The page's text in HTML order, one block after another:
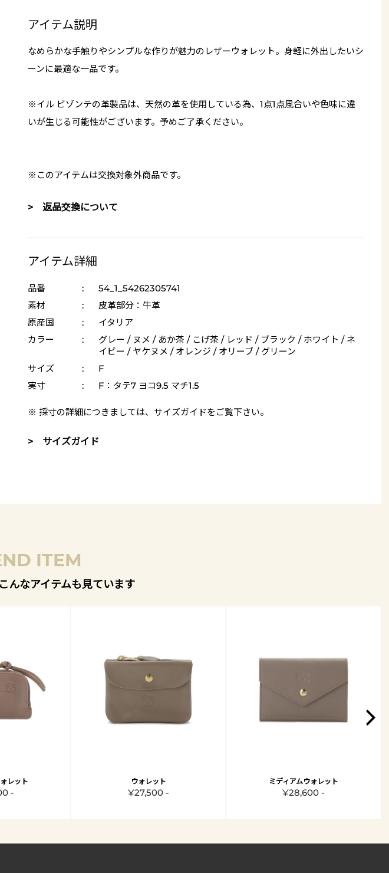
アイテム説明
なめらかな手触りやシンプルな作りが魅力のレザーウォレット。身軽に外出したいシ
ーンに最適な一品です。
※イル ビゾンテの革製品は、天然の革を使用している為、1点1点風合いや色味に違
いが生じる可能性がございます。予めご了承ください。
※このアイテムは交換対象外商品です。
> 返品交換について
アイテム詳細
品番 :
54_1_54262305741
素材
:
皮革部分：牛革
原産国
:
イタリア
カラー
:
グレー / ヌメ / あか茶 / こげ茶 / レッド / ブラック / ホワイト / ネ
イビー / ヤケヌメ / オレンジ / オリーブ / グリーン
サイズ
:
F
実寸
: F：タテ7 ヨコ9.5 マチ1.5
※ 採寸の詳細につきましては、 サイズガイドをご覧下さい。
> サイズガイド
ITEM
んなアイテムも見ています
レット
-
ウォレット
¥27,500 -
ミディアムウォレット
¥28,600 -